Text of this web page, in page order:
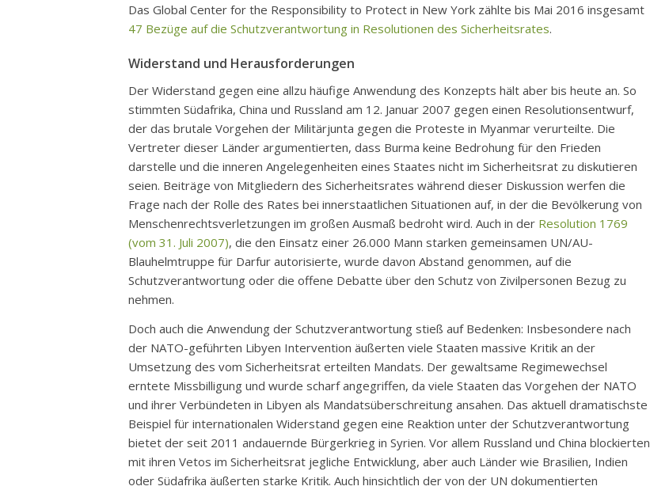
Das Global Center for the Responsibility to Protect in New York zählte bis Mai 2016 insgesamt
47 Bezüge auf die Schutzverantwortung in Resolutionen des Sicherheitsrates.
Widerstand und Herausforderungen
Der Widerstand gegen eine allzu häufige Anwendung des Konzepts hält aber bis heute an. So
stimmten Südafrika, China und Russland am 12. Januar 2007 gegen einen Resolutionsentwurf,
der das brutale Vorgehen der Militärjunta gegen die Proteste in Myanmar verurteilte. Die
Vertreter dieser Länder argumentierten, dass Burma keine Bedrohung für den Frieden
darstelle und die inneren Angelegenheiten eines Staates nicht im Sicherheitsrat zu diskutieren
seien. Beiträge von Mitgliedern des Sicherheitsrates während dieser Diskussion werfen die
Frage nach der Rolle des Rates bei innerstaatlichen Situationen auf, in der die Bevölkerung von
Menschenrechtsverletzungen im großen Ausmaß bedroht wird. Auch in der Resolution 1769
(vom 31. Juli 2007), die den Einsatz einer 26.000 Mann starken gemeinsamen UN/AU-
Blauhelmtruppe für Darfur autorisierte, wurde davon Abstand genommen, auf die
Schutzverantwortung oder die offene Debatte über den Schutz von Zivilpersonen Bezug zu
nehmen.
Doch auch die Anwendung der Schutzverantwortung stieß auf Bedenken: Insbesondere nach
der NATO-geführten Libyen Intervention äußerten viele Staaten massive Kritik an der
Umsetzung des vom Sicherheitsrat erteilten Mandats. Der gewaltsame Regimewechsel
erntete Missbilligung und wurde scharf angegriffen, da viele Staaten das Vorgehen der NATO
und ihrer Verbündeten in Libyen als Mandatsüberschreitung ansahen. Das aktuell dramatischste
Beispiel für internationalen Widerstand gegen eine Reaktion unter der Schutzverantwortung
bietet der seit 2011 andauernde Bürgerkrieg in Syrien. Vor allem Russland und China blockierten
mit ihren Vetos im Sicherheitsrat jegliche Entwicklung, aber auch Länder wie Brasilien, Indien
oder Südafrika äußerten starke Kritik. Auch hinsichtlich der von der UN dokumentierten